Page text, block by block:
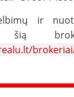
ir
šią